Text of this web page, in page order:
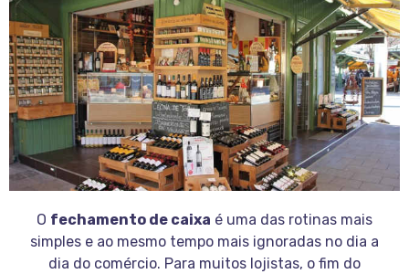
O fechamento de caixa é uma das rotinas mais
simples e ao mesmo tempo mais ignoradas no dia a
dia do comércio. Para muitos lojistas, o fim do